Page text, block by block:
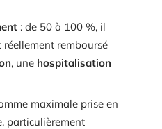
: de 50 à 100 %, il
remboursé
, une hospitalisation
maximale prise en
particulièrement